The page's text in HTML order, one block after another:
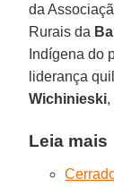
da
Rurais da
Indígena do
liderança
Wichinieski,
Leia mais